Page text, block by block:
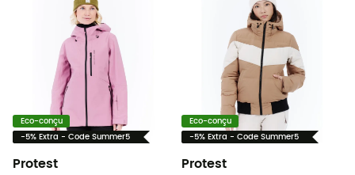
Eco-conçu
-5% Extra - Code Summer5
Protest
Eco-conçu
-5% Extra - Code Summer5
Protest